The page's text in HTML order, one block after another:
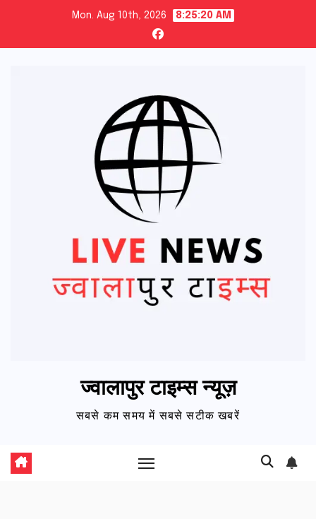
content
Mon. Aug 10th, 2026 8:25:22 AM
ज्वालापुर टाइम्स न्यूज़
सबसे कम समय में सबसे सटीक खबरें